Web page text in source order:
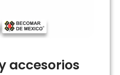
accesorios